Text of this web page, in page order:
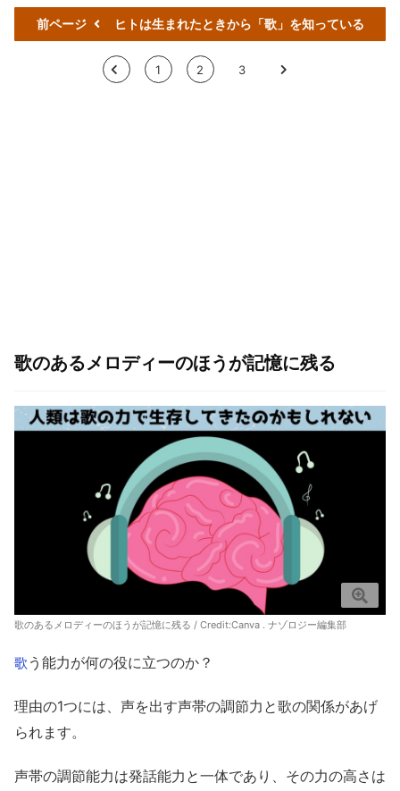
前ページ ヒトは生まれたときから「歌」を知っている
< 1 2 3 >
歌のあるメロディーのほうが記憶に残る
歌のあるメロディーのほうが記憶に残る / Credit:Canva . ナゾロジー編集部
歌 う能力が何の役に立つのか？
理由の1つには、声を出す声帯の調節力と歌の関係があげ
られます。
声帯の調節能力は発話能力と一体であり、その力の高さは